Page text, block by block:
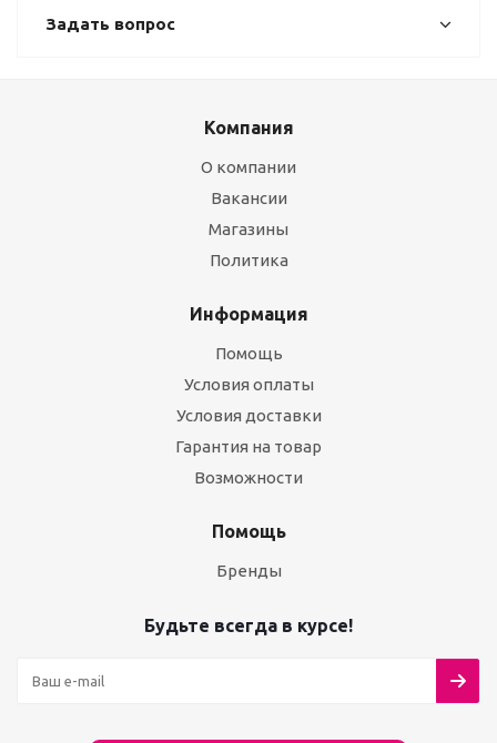
Задать вопрос
Компания
О компании
Вакансии
Магазины
Политика
Информация
Помощь
Условия оплаты
Условия доставки
Гарантия на товар
Возможности
Помощь
Бренды
Будьте всегда в курсе!